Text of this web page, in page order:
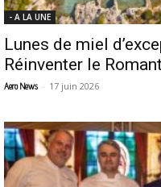
- A LA UNE
Lunes de miel
Réinventer le
Aero News - 17 juin 2026